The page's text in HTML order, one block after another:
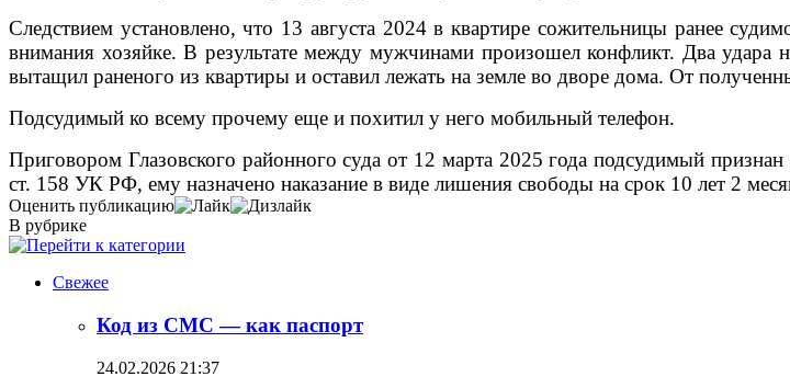
Следствием установлено, что 13 августа 2024 в квартире сожительницы ранее
внимания хозяйке. В результате между мужчинами произошел конфликт. Два
вытащил раненого из квартиры и оставил лежать на земле во дворе дома. От
Подсудимый ко всему прочему еще и похитил у него мобильный телефон.
Приговором Глазовского районного суда от 12 марта 2025 года подсудимый
ст. 158 УК РФ, ему назначено наказание в виде лишения свободы на срок 10 лет 2
Оценить публикацию
В рубрике
Свежее
Код из СМС — как паспорт
24.02.2026 21:37